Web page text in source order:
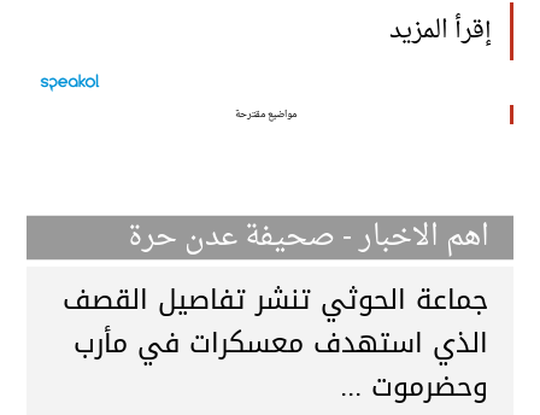
إقرأ المزيد
مواضيع مقترحة
اهم الاخبار - صحيفة عدن حرة
جماعة الحوثي تنشر تفاصيل القصف
الذي استهدف معسكرات في مأرب
وحضرموت ...